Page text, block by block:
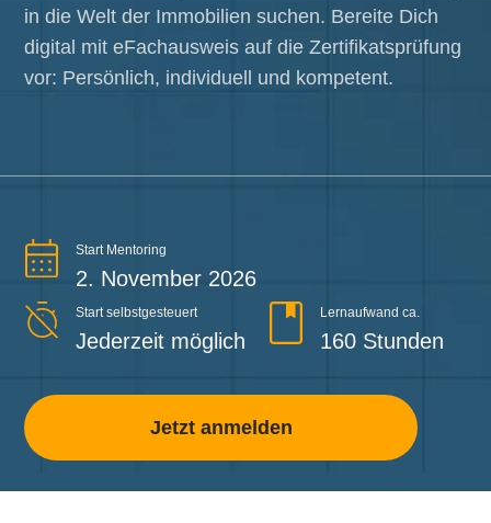
in die Welt der Immobilien suchen. Bereite Dich
digital mit eFachausweis auf die Zertifikatsprüfung
vor: Persönlich, individuell und kompetent.
Start Mentoring
2. November 2026
Start selbstgesteuert
Jederzeit möglich
Lernaufwand ca.
160 Stunden
Jetzt anmelden